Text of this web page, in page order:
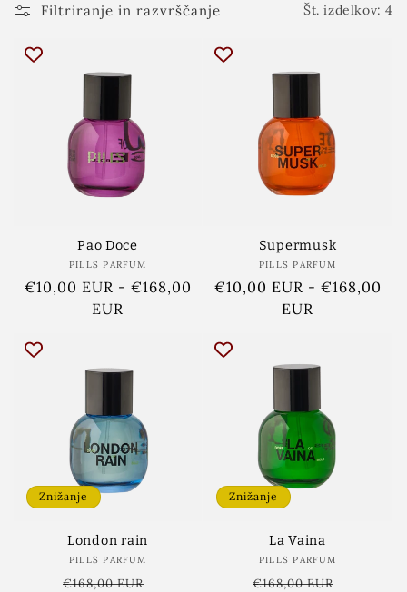
Filtriranje in razvrščanje Št. izdelkov: 4
Pao Doce
Ponudnik:
PILLS PARFUM
Redna
€10,00 EUR - €168,00
EUR
Supermusk
Ponudnik:
PILLS PARFUM
Redna
€10,00 EUR - €168,00
EUR
Znižanje
London rain
Ponudnik:
PILLS PARFUM
Redna
€168,00 EUR
Znižanje
La Vaina
Ponudnik:
PILLS PARFUM
Redna
€168,00 EUR